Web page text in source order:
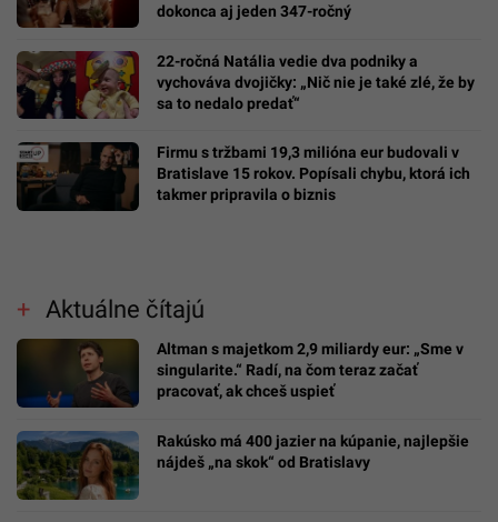
dokonca aj jeden 347-ročný
22-ročná Natália vedie dva podniky a
vychováva dvojičky: „Nič nie je také zlé, že by
sa to nedalo predať“
Firmu s tržbami 19,3 milióna eur budovali v
Bratislave 15 rokov. Popísali chybu, ktorá ich
takmer pripravila o biznis
Aktuálne čítajú
Altman s majetkom 2,9 miliardy eur: „Sme v
singularite.“ Radí, na čom teraz začať
pracovať, ak chceš uspieť
Rakúsko má 400 jazier na kúpanie, najlepšie
nájdeš „na skok“ od Bratislavy